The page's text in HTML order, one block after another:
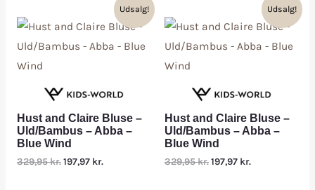
Udsalg!
Hust and Claire Bluse –
Uld/Bambus – Abba –
Blue Wind
329,95kr.197,97 kr.
Udsalg!
Hust and Claire Bluse –
Uld/Bambus – Abba –
Blue Wind
329,95kr.197,97 kr.